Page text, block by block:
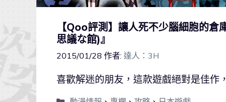
【Qoo評測】讓人死不少腦細胞的
思議な館)』
2015/01/28 作者: 達人：3H
喜歡解迷的朋友，這款遊戲絕對是佳作